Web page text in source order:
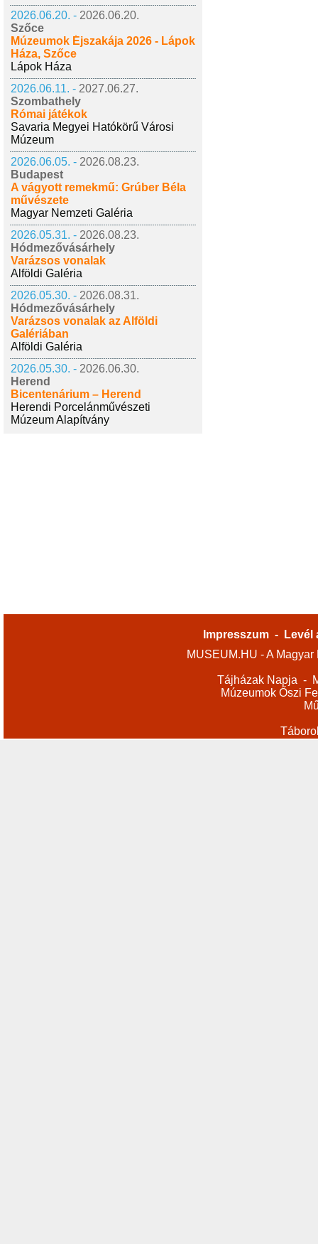
2026.06.20. - 2026.06.20.
Szőce
Múzeumok Éjszakája 2026 - Lápok
Háza, Szőce
Lápok Háza
2026.06.11. - 2027.06.27.
Szombathely
Római játékok
Savaria Megyei Hatókörű Városi
Múzeum
2026.06.05. - 2026.08.23.
Budapest
A vágyott remekmű: Grúber Béla
művészete
Magyar Nemzeti Galéria
2026.05.31. - 2026.08.23.
Hódmezővásárhely
Varázsos vonalak
Alföldi Galéria
2026.05.30. - 2026.08.31.
Hódmezővásárhely
Varázsos vonalak az Alföldi
Galériában
Alföldi Galéria
2026.05.30. - 2026.06.30.
Herend
Bicentenárium – Herend
Herendi Porcelánművészeti
Múzeum Alapítvány
Impresszum -
Levél
MUSEUM.HU - A
Tájházak Napja -
Múzeumok Őszi